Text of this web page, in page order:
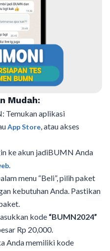
Mudah:
Temukan aplikasi
App Store, atau akses
ke akun jadiBUMN Anda
menu “Beli”, pilih paket
kebutuhan Anda. Pastikan
kode “BUMN2024”
Rp 20,000.
Anda memiliki kode